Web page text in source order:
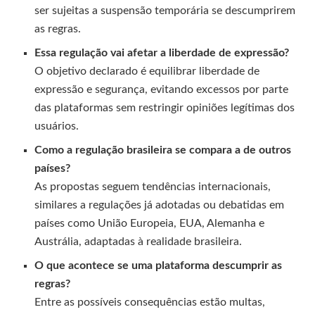
ser sujeitas a suspensão temporária se descumprirem
as regras.
Essa regulação vai afetar a liberdade de expressão?
O objetivo declarado é equilibrar liberdade de
expressão e segurança, evitando excessos por parte
das plataformas sem restringir opiniões legítimas dos
usuários.
Como a regulação brasileira se compara a de outros
países?
As propostas seguem tendências internacionais,
similares a regulações já adotadas ou debatidas em
países como União Europeia, EUA, Alemanha e
Austrália, adaptadas à realidade brasileira.
O que acontece se uma plataforma descumprir as
regras?
Entre as possíveis consequências estão multas,